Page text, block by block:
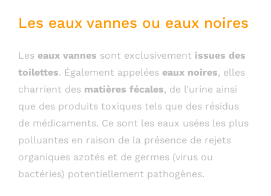
Les eaux vannes ou eaux noires
Les eaux vannes sont exclusivement issues des
toilettes. Également appelées eaux noires, elles
charrient des matières fécales, de l’urine ainsi
que des produits toxiques tels que des résidus
de médicaments. Ce sont les eaux usées les plus
polluantes en raison de la présence de rejets
organiques azotés et de germes (virus ou
bactéries) potentiellement pathogènes.